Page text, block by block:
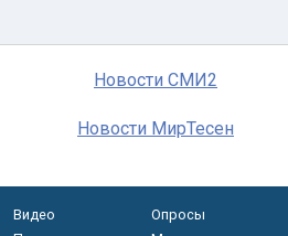
Новости СМИ2
Новости МирТесен
Видео Опросы